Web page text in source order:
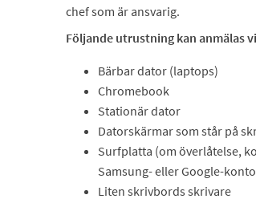
chef som är ansvarig.
Följande utrustning kan anmälas
Bärbar dator (laptops)
Chromebook
Stationär dator
Datorskärmar som står på
Surfplatta (om överlåtelse,
Samsung- eller Google-
Liten skrivbords skrivare